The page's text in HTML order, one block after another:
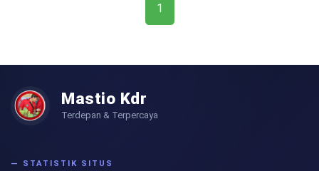
1
Mastio Kdr
Terdepan & Terpercaya
— STATISTIK SITUS